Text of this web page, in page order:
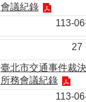
會議紀錄
113-
27
臺北市交通事件裁
所務會議紀錄
113-